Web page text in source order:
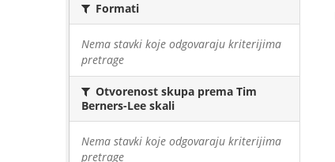
Formati
Nema stavki koje odgovaraju kriterijima
pretrage
Otvorenost skupa prema Tim
Berners-Lee skali
Nema stavki koje odgovaraju kriterijima
pretrage